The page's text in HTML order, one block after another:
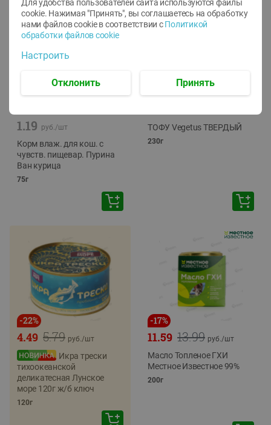
-12%
1.19 руб./шт
Корм влаж. для кош. с
чувств. пищевар. Пурина
Ван курица
75г
-24%
ТОФУ Vegetus ТВЕРДЫЙ
230г
-22%
5.79
4.49 руб./шт
Икра трески
тихоокеанской
деликатесная Лунское
море 120г ж/б ключ
120г
-17%
13.99
11.59 руб./шт
Масло Топленое ГХИ
Местное Известное 99%
200г
Для удобства пользователей сайта используются файлы
cookie. Нажимая "Принять", вы соглашаетесь на обработку
нами файлов cookie в соответствии с Политикой
обработки файлов cookie
Настроить
Отклонить Принять